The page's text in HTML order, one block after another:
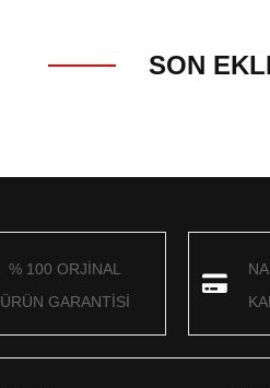
SON
% 100 ORJİNAL
ÜRÜN GARANTİSİ